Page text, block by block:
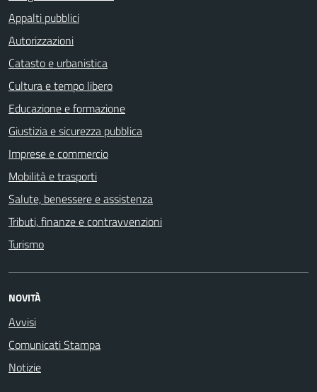
Appalti pubblici
Autorizzazioni
Catasto e urbanistica
Cultura e tempo libero
Educazione e formazione
Giustizia e sicurezza pubblica
Imprese e commercio
Mobilità e trasporti
Salute, benessere e assistenza
Tributi, finanze e contravvenzioni
Turismo
NOVITÀ
Avvisi
Comunicati Stampa
Notizie